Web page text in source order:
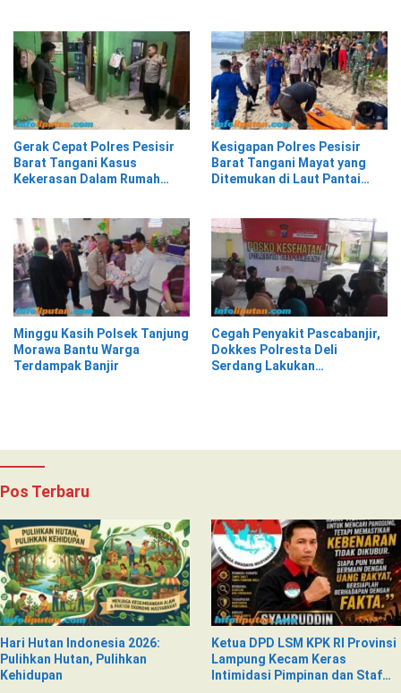
Gerak Cepat Polres Pesisir
Barat Tangani Kasus
Kekerasan Dalam Rumah
Kesigapan Polres Pesisir
Barat Tangani Mayat yang
Ditemukan di Laut Pantai
Minggu Kasih Polsek Tanjung
Morawa Bantu Warga
Terdampak Banjir
Cegah Penyakit Pascabanjir,
Dokkes Polresta Deli
Serdang Lakukan
Pos Terbaru
Hari Hutan Indonesia 2026:
Pulihkan Hutan, Pulihkan
Kehidupan
Ketua DPD LSM KPK RI Provinsi
Lampung Kecam Keras
Intimidasi Pimpinan dan Staf